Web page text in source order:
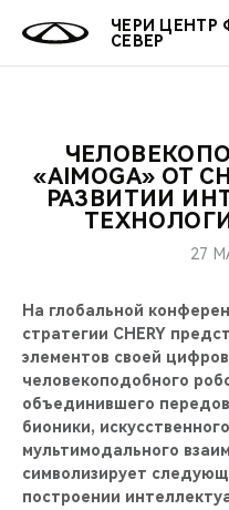
ЧЕРИ ЦЕНТР
СЕВЕР
ВСЕ МОДЕЛИ
СЕДАНЫ
НОВИНКИ
ВЫБОР И ПОКУПКА
ПОДДЕРЖКА
CHERY CONNECT
АКСЕССУАРЫ
CHERY В СОЦСЕТЯХ
ЛЮДИ CHERY
CHERY REMOTE
ВЫГОДЫ И АКЦИИ
ВЫБОР И ПОКУПКА
О
«AIMOGA» ОТ
РАЗВИТИИ
27
На глобальной
стратегии CHERY
элементов своей
человекоподобного
объединившего
бионики,
мультимодального
символизирует
построении